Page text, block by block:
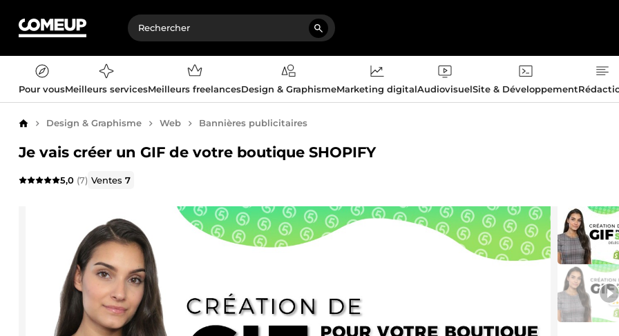
Pour vousMeilleurs servicesMeilleurs freelancesDesign & GraphismeMarketing digitalAudiovisuelSite & Développement
AccueilDesign & Graphisme Web Bannières publicitaires
Je vais créer un GIF de votre boutique SHOPIFY
5,0 (7) Ventes7